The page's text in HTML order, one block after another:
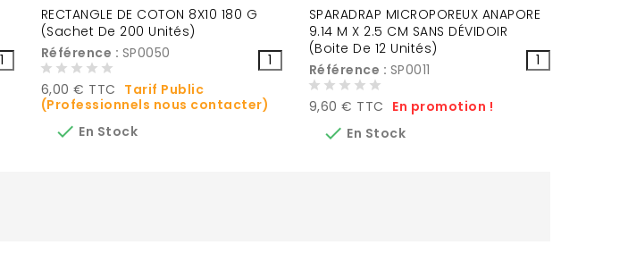
RECTANGLE DE COTON 8X10 180 G
(Sachet De 200 Unités)
Référence : SP0050
Prix
6,00 € TTC Tarif Public
(Professionnels nous contacter)
 En Stock
SPARADRAP MICROPOREUX ANAPORE
9.14 M X 2.5 CM SANS DÉVIDOIR
(Boite De 12 Unités)
Référence : SP0011
Prix
9,60 € TTC En promotion !
 En Stock